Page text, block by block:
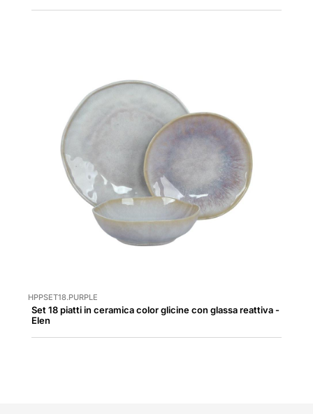
HPPSET18.PURPLE
Set 18 piatti in ceramica color glicine con glassa reattiva -
Elen